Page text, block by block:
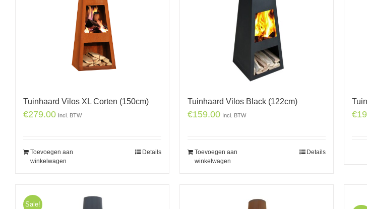
Tuinhaard Vilos XL Corten (150cm)
€279.00 Incl. BTW
Toevoegen aan
winkelwagen
Details
Tuinhaard Vilos Black (122cm)
€159.00 Incl. BTW
Toevoegen aan
winkelwagen
Details
€
Sale!